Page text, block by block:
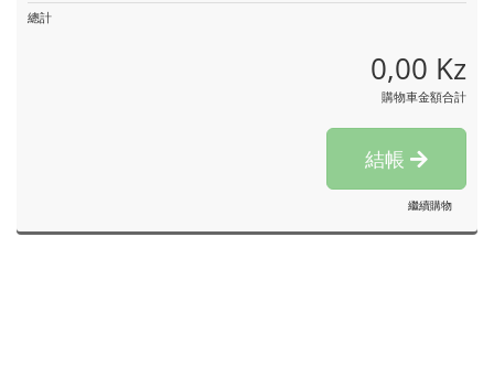
總計
0,00 Kz
購物車金額合計
結帳
繼續購物